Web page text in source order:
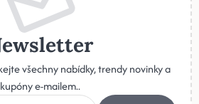
všechny nabídky, trendy novinky a
kupóny e-mailem..